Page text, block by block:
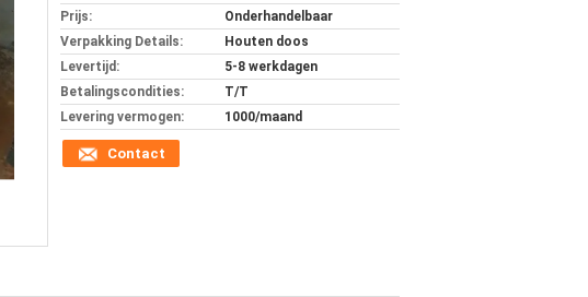
Prijs:
Onderhandelbaar
Verpakking Details:
Houten doos
Levertijd:
5-8 werkdagen
Betalingscondities:
T/T
Levering vermogen:
1000/maand
Contact